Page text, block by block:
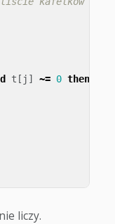
t [ j ] ~= 0 then
liczy.